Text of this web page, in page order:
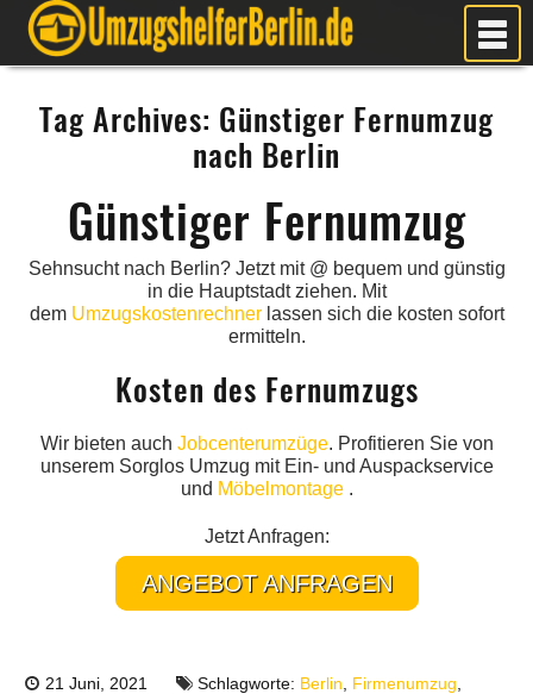
MEIN UMZUG
PREISE
ANFRAGE
FOTOS
UMZUGSPLANUNG
WEITERE DIENSTLEISTUNGEN
AKTUELLES
UMZUGSKOSTEN RECHNER
KUNDENMEINUNGEN
Tag Archives: Günstiger Fernumzug
nach Berlin
Günstiger Fernumzug
Sehnsucht nach Berlin? Jetzt mit @ bequem und günstig
in die Hauptstadt ziehen. Mit
dem Umzugskostenrechnerlassen sich die kosten sofort
ermitteln.
Kosten des Fernumzugs
Wir bieten auch Jobcenterumzüge. Profitieren Sie von
unserem Sorglos Umzug mit Ein- und Auspackservice
und Möbelmontage.
Jetzt Anfragen:
ANGEBOT ANFRAGEN
21 Juni, 2021 Schlagworte: Berlin Firmenumzug